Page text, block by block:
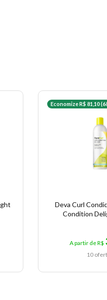
Economize R$ 81,10
Deva Curl
Condition
A partir de R$
10